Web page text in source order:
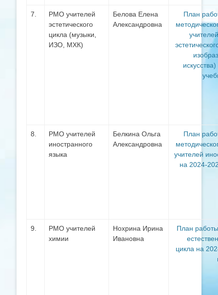
7.
РМО учителей
эстетического
цикла (музыки,
ИЗО, МХК)
Белова Елена
Александровна
План
искусства)
8.
РМО учителей
иностранного
языка
Белкина Ольга
Александровна
План
учителей
на 2024-
9.
РМО учителей
химии
Нохрина Ирина
Ивановна
План
цикла на